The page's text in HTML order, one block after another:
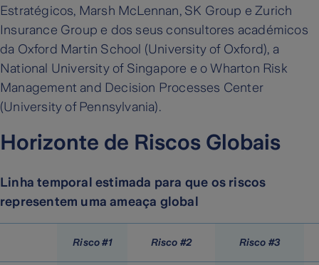
Estratégicos, Marsh McLennan, SK Group e Zurich
Insurance Group e dos seus consultores académicos
da Oxford Martin School (University of Oxford), a
National University of Singapore e o Wharton Risk
Management and Decision Processes Center
(University of Pennsylvania).
Horizonte de Riscos Globais
Linha temporal estimada para que os riscos
representem uma ameaça global
Risco #1 Risco #2 Risco #3